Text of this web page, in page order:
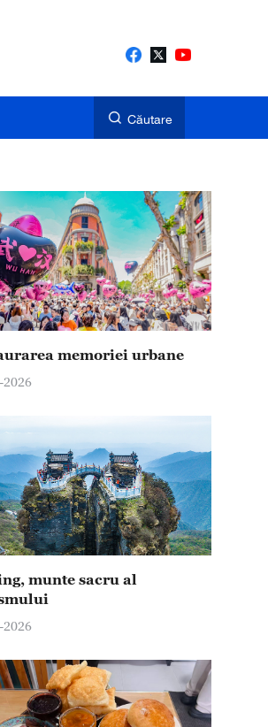
Căutare
memoriei urbane
2026
munte sacru al
2026